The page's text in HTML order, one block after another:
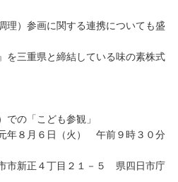
画に関する連携についても盛
重県と締結している味の素株式
の「こども参観」
６日（火） 午前９時３０分
４丁目２１－５ 県四日市庁